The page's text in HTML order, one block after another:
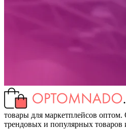
товары для маркетплейсов
трендовых и популярных